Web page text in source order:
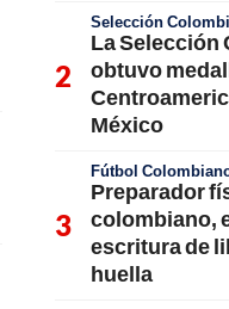
Selección
La Selección
obtuvo
México
Fútbol
Preparador
colombiano,
escritura de
huella